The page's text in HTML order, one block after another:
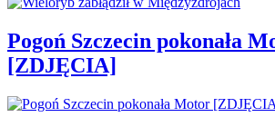
Pogoń Szczecin pokonała
[ZDJĘCIA]